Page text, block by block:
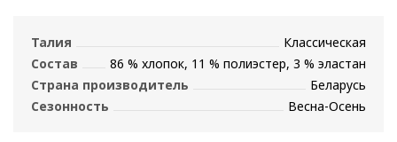
Талия
Классическая
Состав
86 % хлопок, 11 % полиэстер, 3 % эластан
Страна производитель
Беларусь
Сезонность
Весна-Осень